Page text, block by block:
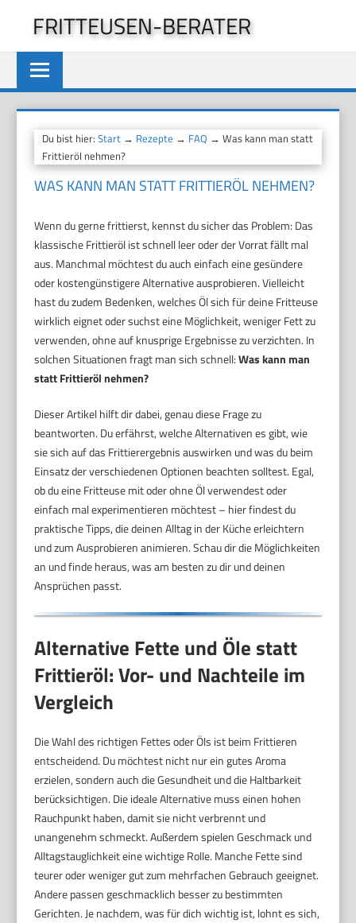
springen
FRITTEUSEN-BERATER
Du bist hier:Start → Rezepte → FAQ → Was kann man statt
Frittieröl nehmen?
WAS KANN MAN STATT FRITTIERÖL NEHMEN?
Wenn du gerne frittierst, kennst du sicher das Problem: Das
klassische Frittieröl ist schnell leer oder der Vorrat fällt mal
aus. Manchmal möchtest du auch einfach eine gesündere
oder kostengünstigere Alternative ausprobieren. Vielleicht
hast du zudem Bedenken, welches Öl sich für deine Fritteuse
wirklich eignet oder suchst eine Möglichkeit, weniger Fett zu
verwenden, ohne auf knusprige Ergebnisse zu verzichten. In
solchen Situationen fragt man sich schnell:Was kann man
statt Frittieröl nehmen?
Dieser Artikel hilft dir dabei, genau diese Frage zu
beantworten. Du erfährst, welche Alternativen es gibt, wie
sie sich auf das Frittierergebnis auswirken und was du beim
Einsatz der verschiedenen Optionen beachten solltest. Egal,
ob du eine Fritteuse mit oder ohne Öl verwendest oder
einfach mal experimentieren möchtest – hier findest du
praktische Tipps, die deinen Alltag in der Küche erleichtern
und zum Ausprobieren animieren. Schau dir die Möglichkeiten
an und finde heraus, was am besten zu dir und deinen
Ansprüchen passt.
Alternative Fette und Öle statt
Frittieröl: Vor- und Nachteile im
Vergleich
Die Wahl des richtigen Fettes oder Öls ist beim Frittieren
entscheidend. Du möchtest nicht nur ein gutes Aroma
erzielen, sondern auch die Gesundheit und die Haltbarkeit
berücksichtigen. Die ideale Alternative muss einen hohen
Rauchpunkt haben, damit sie nicht verbrennt und
unangenehm schmeckt. Außerdem spielen Geschmack und
Alltagstauglichkeit eine wichtige Rolle. Manche Fette sind
teurer oder weniger gut zum mehrfachen Gebrauch geeignet.
Andere passen geschmacklich besser zu bestimmten
Gerichten. Je nachdem, was für dich wichtig ist, lohnt es sich,